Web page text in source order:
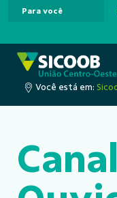
Pular para o
Para você
Você está em: